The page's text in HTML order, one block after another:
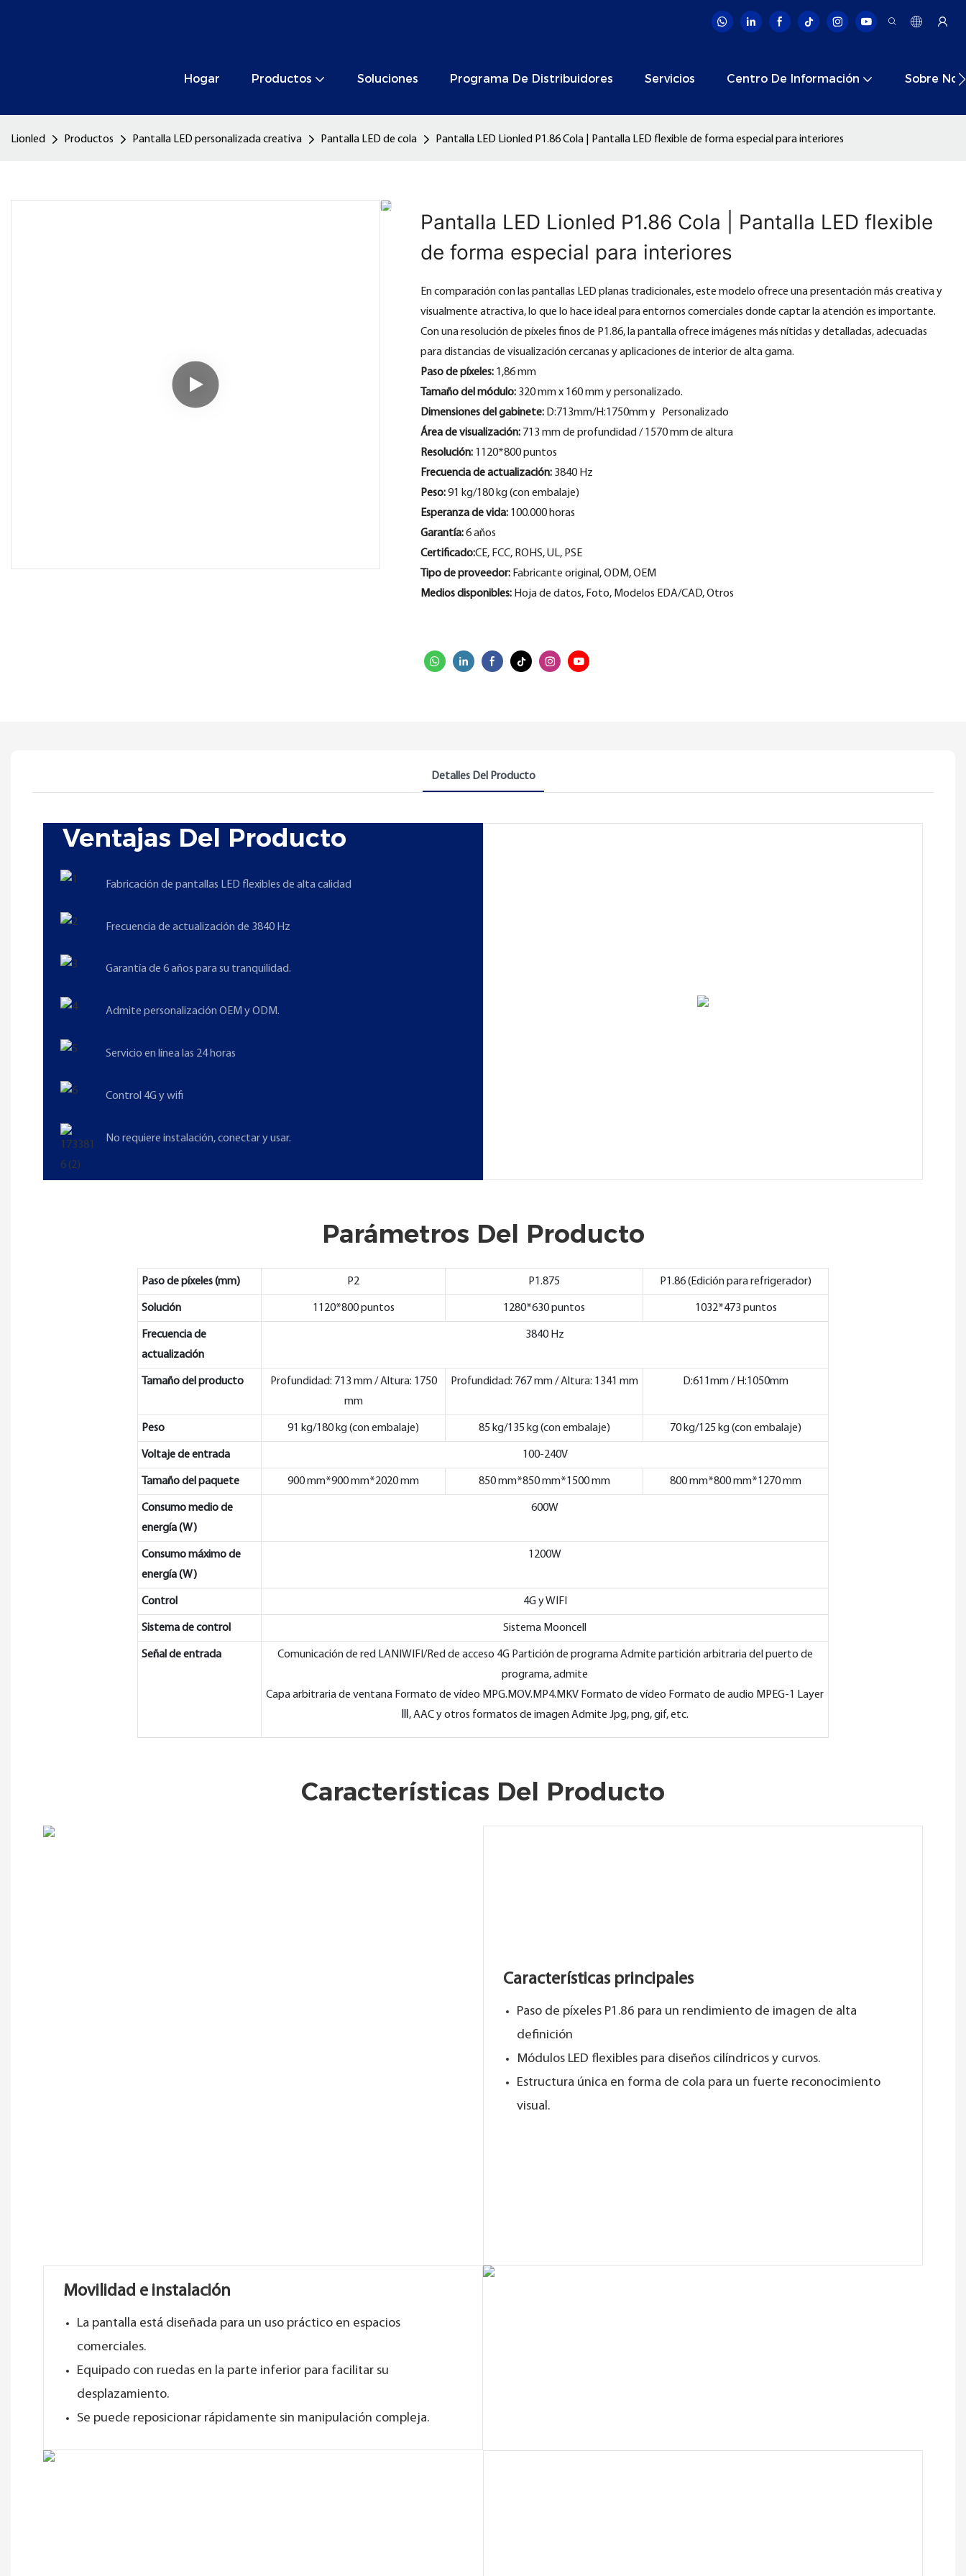
Hogar Productos Soluciones Programa De Distribuidores Servicios Centro De Información Sobre
Lionled Productos Pantalla LED personalizada creativa Pantalla LED de cola Pantalla LED Lionled P1.86 Cola | Pantalla LED flexible de forma especial para interiores
Pantalla LED Lionled P1.86 Cola | Pantalla LED flexible
de forma especial para interiores
En comparación con las pantallas LED planas tradicionales, este modelo ofrece una presentación más creativa y
visualmente atractiva, lo que lo hace ideal para entornos comerciales donde captar la atención es importante.
Con una resolución de píxeles finos de P1.86, la pantalla ofrece imágenes más nítidas y detalladas, adecuadas
para distancias de visualización cercanas y aplicaciones de interior de alta gama.
Paso de píxeles: 1,86 mm
Tamaño del módulo: 320 mm x 160 mm y personalizado.
Dimensiones del gabinete: D:713mm/H:1750mmy
Personalizado
Área de visualización: 713 mm de profundidad / 1570 mm de altura
Resolución: 1120*800 puntos
Frecuencia de actualización: 3840 Hz
Peso:91 kg/180 kg (con embalaje)
Esperanza de vida: 100.000 horas
Garantía:6 años
Certificado:CE, FCC, ROHS, UL, PSE
Tipo de proveedor: Fabricante original, ODM, OEM
Medios disponibles: Hoja de datos, Foto, Modelos EDA/CAD, Otros
Detalles Del Producto
Ventajas Del Producto
Fabricación de pantallas LED flexibles de alta calidad
Frecuencia de actualización de 3840 Hz
Garantía de 6 años para su tranquilidad.
Admite personalización OEM y ODM.
Servicio en línea las 24 horas
Control 4G y wifi
No requiere instalación, conectar y usar.
Parámetros Del Producto
Paso de píxeles (mm) P2 P1.875 P1.86 (Edición para refrigerador)
Solución 1120*800 puntos 1280*630 puntos 1032*473 puntos
Frecuencia de
actualización
3840 Hz
Tamaño del producto
Profundidad: 713 mm / Altura: 1750
mm
Profundidad: 767 mm / Altura: 1341 mm D:611mm / H:1050mm
Peso 91 kg/180 kg (con embalaje) 85 kg/135 kg (con embalaje) 70 kg/125 kg (con embalaje)
Voltaje de entrada 100-240V
Tamaño del paquete 900 mm*900 mm*2020 mm 850 mm*850 mm*1500 mm 800 mm*800 mm*1270 mm
Consumo medio de
energía (W)
600W
Consumo máximo de
energía (W)
1200W
Control 4G y WIFI
Sistema de control Sistema Mooncell
Señal de entrada
Comunicación de red LANIWIFI/Red de acceso 4G Partición de programa Admite partición arbitraria del puerto de
programa, admite
Capa arbitraria de ventana Formato de vídeo MPG.MOV.MP4.MKV Formato de vídeo Formato de audio MPEG-1 Layer
Ⅲ, AAC y otros formatos de imagen Admite Jpg, png, gif, etc.
Características Del Producto
Características principales
Paso de píxeles P1.86 para un rendimiento de imagen de alta
definición
Módulos LED flexibles para diseños cilíndricos y curvos.
Estructura única en forma de cola para un fuerte reconocimiento
visual.
Movilidad e instalación
La pantalla está diseñada para un uso práctico en espacios
comerciales.
Equipado con ruedas en la parte inferior para facilitar su
desplazamiento.
Se puede reposicionar rápidamente sin manipulación compleja.